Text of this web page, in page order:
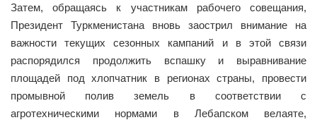
Затем, обращаясь к участникам рабочего совещания,
Президент Туркменистана вновь заострил внимание на
важности текущих сезонных кампаний и в этой связи
распорядился продолжить вспашку и выравнивание
площадей под хлопчатник в регионах страны, провести
промывной полив земель в соответствии с
агротехническими нормами в Лебапском велаяте,